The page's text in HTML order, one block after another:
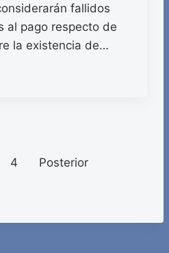
fallidos
al pago respecto de
la existencia de…
4 Posterior